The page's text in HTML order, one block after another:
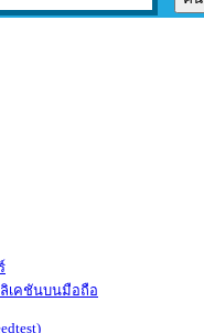
เคชันบนมือถือ